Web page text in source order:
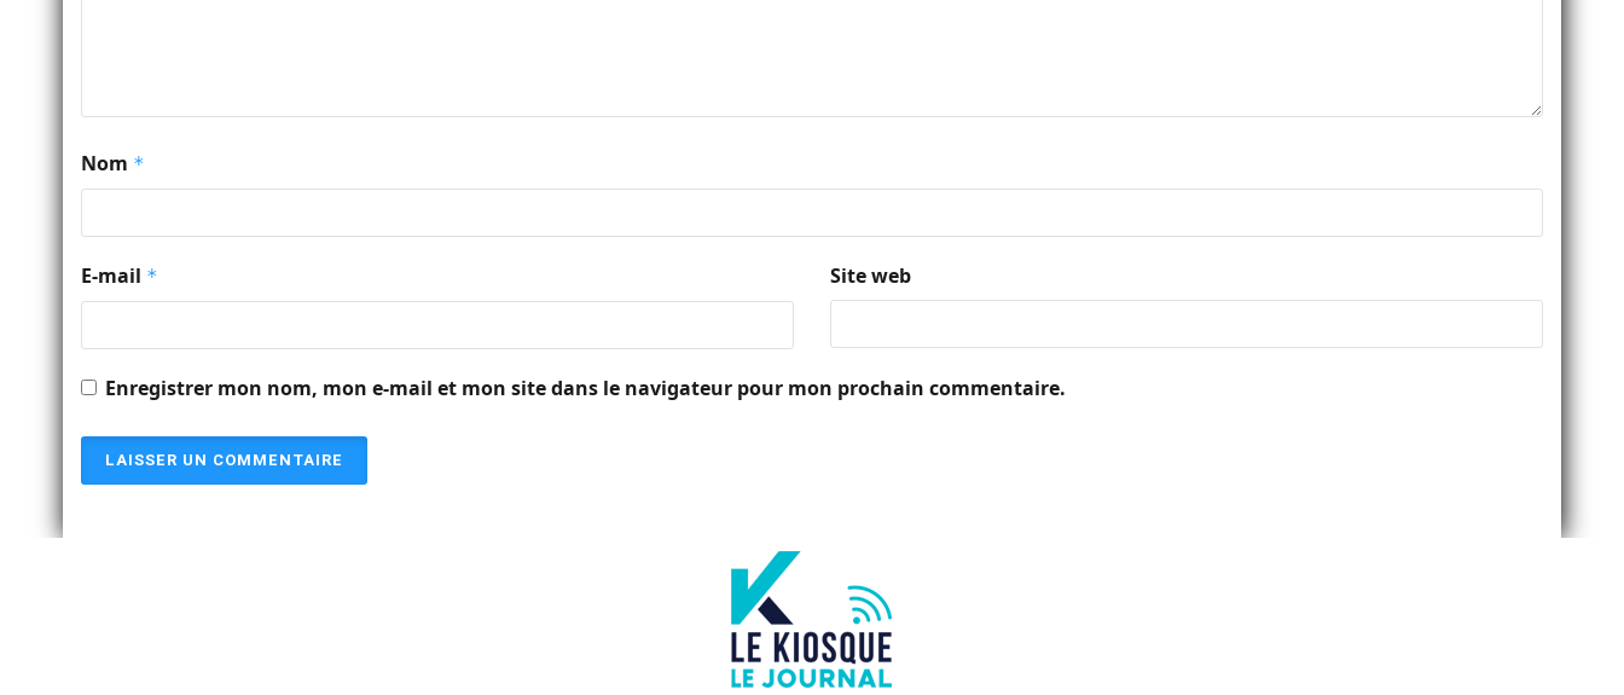
Nom *
E-mail * Site web
Enregistrer mon nom, mon e-mail et mon site dans le navigateur pour mon prochain commentaire.